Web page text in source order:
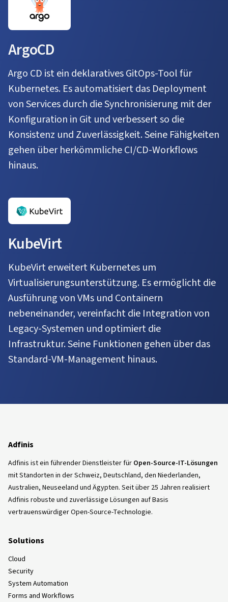
ArgoCD
Argo CD ist ein deklaratives GitOps-Tool für
Kubernetes. Es automatisiert das Deployment
von Services durch die Synchronisierung mit der
Konfiguration in Git und verbessert so die
Konsistenz und Zuverlässigkeit. Seine Fähigkeiten
gehen über herkömmliche CI/CD-Workflows
hinaus.
KubeVirt
KubeVirt erweitert Kubernetes um
Virtualisierungsunterstützung. Es ermöglicht die
Ausführung von VMs und Containern
nebeneinander, vereinfacht die Integration von
Legacy-Systemen und optimiert die
Infrastruktur. Seine Funktionen gehen über das
Standard-VM-Management hinaus.
Adfinis
Adfinis ist ein führender Dienstleister für Open-Source-IT-Lösungen
mit Standorten in der Schweiz, Deutschland, den Niederlanden,
Australien, Neuseeland und Ägypten. Seit über 25 Jahren realisiert
Adfinis robuste und zuverlässige Lösungen auf Basis
vertrauenswürdiger Open-Source-Technologie.
Solutions
Cloud
Security
System Automation
Forms and Workflows